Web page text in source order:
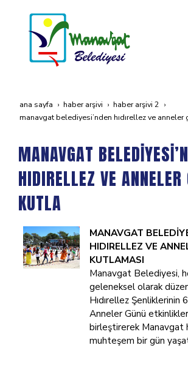
ana sayfa haber arşivi
haber arşivi 2
manavgat beledi̇yesi̇’nden hidirellez ve anneler
MANAVGAT
HIDIRELLEZ VE ANNELER
KUTLA
MANAVGAT
HIDIRELLEZ VE
KUTLAMASI
Manavgat Belediyesi,
geleneksel olarak
Hıdırellez Şenliklerinin
Anneler Günü
birleştirerek Manavgat
muhteşem bir gün